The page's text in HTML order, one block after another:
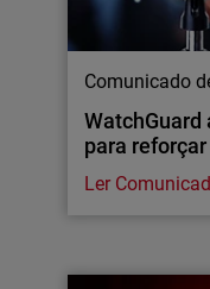
Comunicado
WatchGuard
para
Ler